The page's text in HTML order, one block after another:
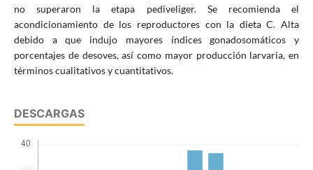
no superaron la etapa pediveliger. Se recomienda el
acondicionamiento de los reproductores con la dieta C. Alta
debido a que indujo mayores índices gonadosomáticos y
porcentajes de desoves, así como mayor producción larvaria, en
términos cualitativos y cuantitativos.
DESCARGAS